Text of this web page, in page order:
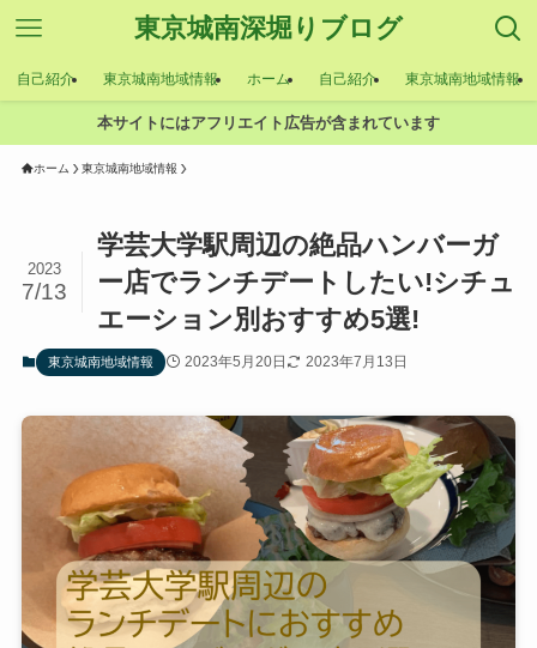
東京城南深堀りブログ
自己紹介 東京城南地域情報 ホーム 自己紹介 東京城南地域情報
本サイトにはアフリエイト広告が含まれています
ホーム 東京城南地域情報
学芸大学駅周辺の絶品ハンバーガ
ー店でランチデートしたい!シチュ
エーション別おすすめ5選!
2023
7/13
東京城南地域情報 2023年5月20日 2023年7月13日